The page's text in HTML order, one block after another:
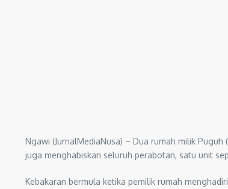
Ngawi (JurnalMediaNusa) – Dua rumah milik
juga menghabiskan seluruh perabotan, satu unit
Kebakaran bermula ketika pemilik rumah